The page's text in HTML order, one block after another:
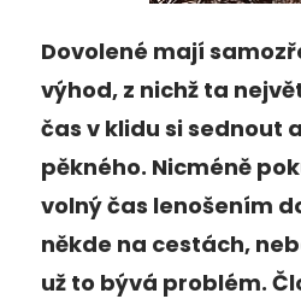
Dovolené mají
výhod, z nichž ta
čas v klidu si sednout
pěkného. Nicméně
volný čas lenošením
někde na cestách,
už to bývá problém.